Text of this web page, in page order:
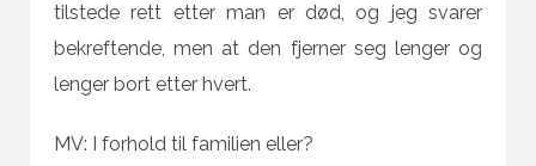
tilstede rett etter man er død, og jeg svarer
bekreftende, men at den fjerner seg lenger og
lenger bort etter hvert.
MV: I forhold til familien eller?